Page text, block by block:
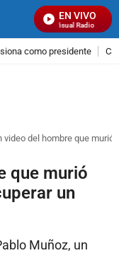
EN VIVO
Señal Visual Radio
como presidente
video del hombre que
que murió
un
Muñoz, un